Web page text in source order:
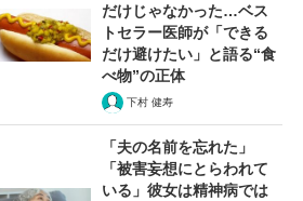
だけじゃなかった…ベス
トセラー医師が「できる
だけ避けたい」と語る“食
べ物”の正体
下村 健寿
「夫の名前を忘れた」
「被害妄想にとらわれて
いる」彼女は精神病では